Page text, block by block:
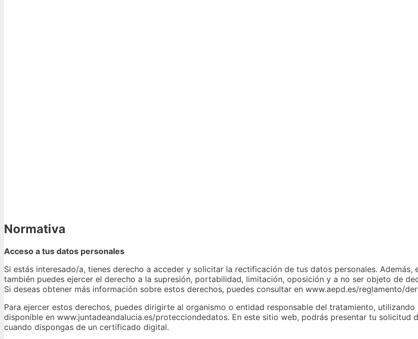
Normativa
Acceso a tus datos personales
Si estás interesado/a, tienes derecho a acceder y solicitar la rectificación de tus datos personales. Además,
también puedes ejercer el derecho a la supresión, portabilidad, limitación, oposición y a no ser objeto de
Si deseas obtener más información sobre estos derechos, puedes consultar en www.aepd.es/reglamento/
Para ejercer estos derechos, puedes dirigirte al organismo o entidad responsable del tratamiento,
disponible en www.juntadeandalucia.es/protecciondedatos. En este sitio web, podrás presentar tu solicitud
cuando dispongas de un certificado digital.